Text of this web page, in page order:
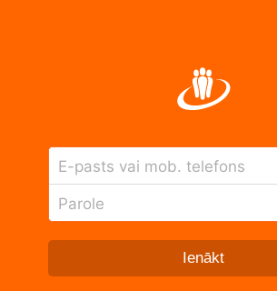
E-pasts vai mob. telefons
Parole
Ienākt